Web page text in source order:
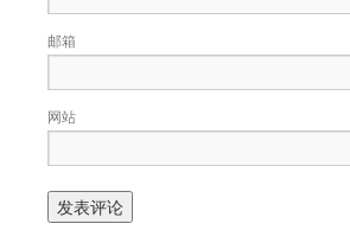
邮箱
网站